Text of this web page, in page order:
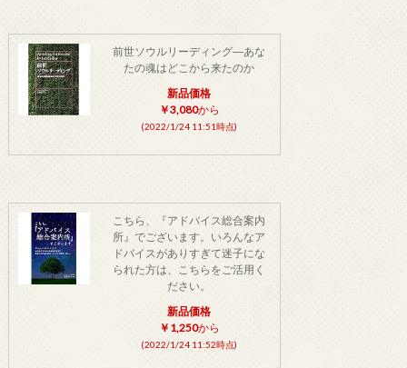
前世ソウルリーディング―あな
たの魂はどこから来たのか
新品価格
￥3,080から
(2022/1/24 11:51時点)
こちら、『アドバイス総合案内
所』でございます。いろんなア
ドバイスがありすぎて迷子にな
られた方は、こちらをご活用く
ださい。
新品価格
￥1,250から
(2022/1/24 11:52時点)